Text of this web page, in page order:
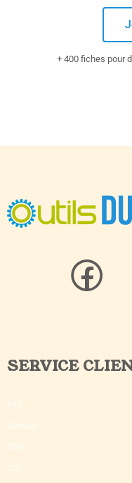
+ 400 fiches pour
SERVICE
FAQ
Contact
CGV
CGU